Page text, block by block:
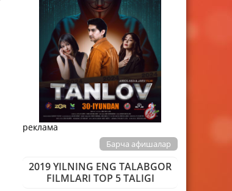
реклама
Барча афишалар
2019 YILNING ENG TALABGOR
FILMLARI TOP 5 TALIGI